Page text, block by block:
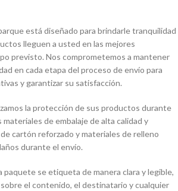
está diseñado para brindarle tranquilidad
lleguen a usted en las mejores
previsto. Nos comprometemos a mantener
en cada etapa del proceso de envío para
y garantizar su satisfacción.
la protección de sus productos durante
de embalaje de alta calidad y
cartón reforzado y materiales de relleno
durante el envío.
paquete se etiqueta de manera clara y legible,
el contenido, el destinatario y cualquier